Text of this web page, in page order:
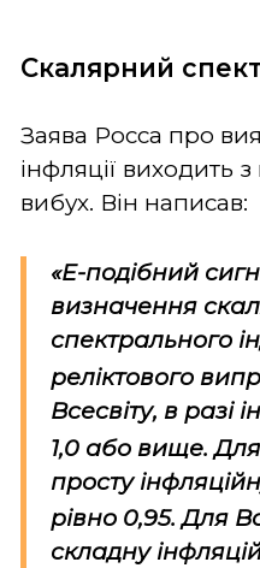
Скалярний
Заява Росса про
інфляції виходить
вибух. Він написав:
«E-подібний
визначення
спектрального
реліктового
Всесвіту, в разі
1,0 або вище.
просту
рівно 0,95. Для
складну